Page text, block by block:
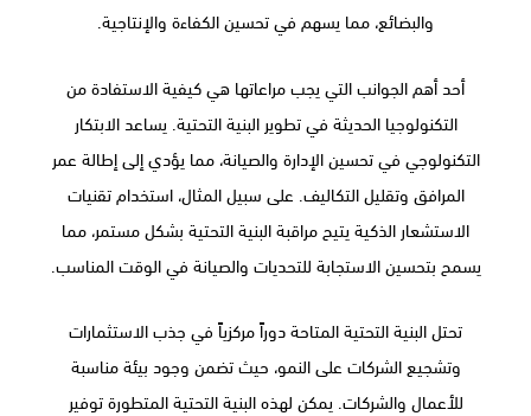
والبضائع، مما يسهم في تحسين الكفاءة والإنتاجية.
أحد أهم الجوانب التي يجب مراعاتها هي كيفية الاستفادة من
التكنولوجيا الحديثة في تطوير البنية التحتية. يساعد الابتكار
التكنولوجي في تحسين الإدارة والصيانة، مما يؤدي إلى إطالة عمر
المرافق وتقليل التكاليف. على سبيل المثال، استخدام تقنيات
الاستشعار الذكية يتيح مراقبة البنية التحتية بشكل مستمر، مما
يسمح بتحسين الاستجابة للتحديات والصيانة في الوقت المناسب.
تحتل البنية التحتية المتاحة دوراً مركزياً في جذب الاستثمارات
وتشجيع الشركات على النمو، حيث تضمن وجود بيئة مناسبة
للأعمال والشركات. يمكن لهذه البنية التحتية المتطورة توفير